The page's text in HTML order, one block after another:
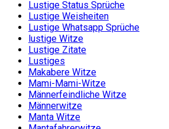
Lustige Status Sprüche
Lustige Weisheiten
Lustige Whatsapp Sprüche
lustige Witze
Lustige Zitate
Lustiges
Makabere Witze
Mami-Mami-Witze
Männerfeindliche Witze
Männerwitze
Manta Witze